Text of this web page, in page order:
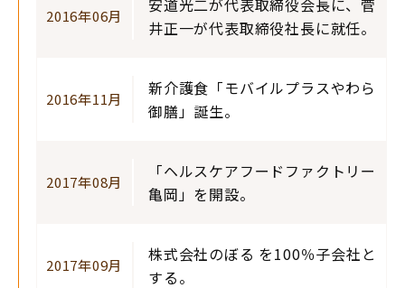
2016年06月
安道光二が代表取締役会長に、菅
井正一が代表取締役社長に就任。
2016年11月
新介護食「モバイルプラスやわら
御膳」誕生。
2017年08月
「ヘルスケアフードファクトリー
亀岡」を開設。
2017年09月
株式会社のぼる を100％子会社と
する。